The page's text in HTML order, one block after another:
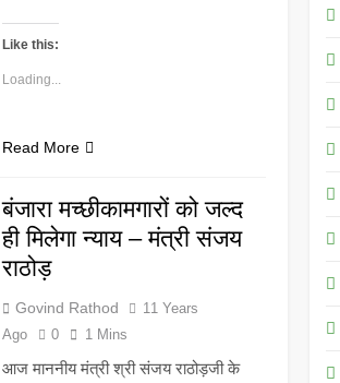
Like this:
Loading...
Read More
बंजारा मच्छीकामगारों को जल्द
ही मिलेगा न्याय – मंत्री संजय
राठोड़
Govind Rathod
11 Years
Ago
0 1 Mins
आज माननीय मंत्री श्री संजय राठोड़जी के